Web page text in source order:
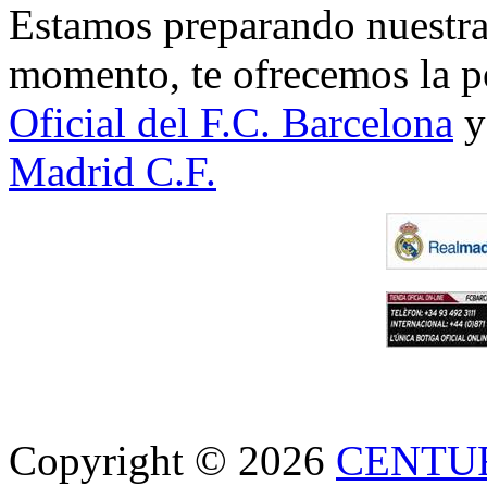
Estamos preparando
momento, te ofrecemos la
Oficial del F.C. Barcelona
Madrid C.F.
Copyright © 2026